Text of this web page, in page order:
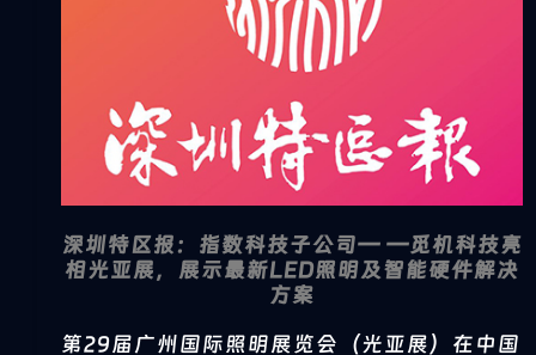
深圳特区报：指数科技子公司— —觅机科技亮
相光亚展，展示最新LED照明及智能硬件解决
方案
第29届广州国际照明展览会（光亚展）在中国